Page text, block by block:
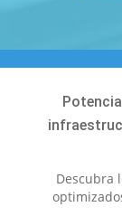
Descubra